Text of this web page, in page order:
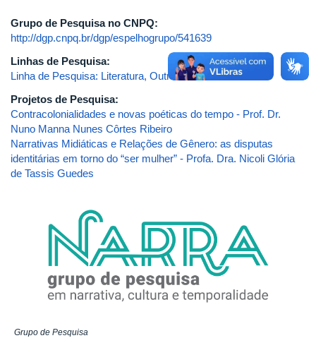
Grupo de Pesquisa no CNPQ:
http://dgp.cnpq.br/dgp/espelhogrupo/541639
Linhas de Pesquisa:
Linha de Pesquisa: Literatura, Outras Artes e Mídias
Projetos de Pesquisa:
Contracolonialidades e novas poéticas do tempo - Prof. Dr.
Nuno Manna Nunes Côrtes Ribeiro
Narrativas Midiáticas e Relações de Gênero: as disputas
identitárias em torno do “ser mulher” - Profa. Dra. Nicoli Glória
de Tassis Guedes
Grupo de Pesquisa